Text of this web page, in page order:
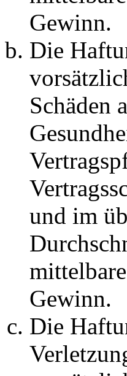
Gewinn.
Die
Schäden
und im
Gewinn.
Die